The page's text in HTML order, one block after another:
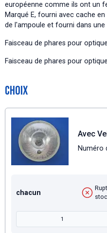
européenne comme ils ont un
Marqué E, fourni avec cache
de l'ampoule et fourni dans une
Faisceau de phares pour
Faisceau de phares pour
Choix
Avec
Numéro
chacun